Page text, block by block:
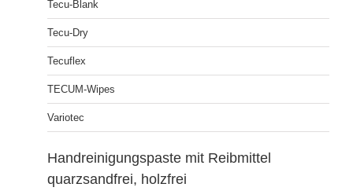
Tecu-Blank
Tecu-Dry
Tecuflex
TECUM-Wipes
Variotec
Handreinigungspaste mit Reibmittel
quarzsandfrei, holzfrei